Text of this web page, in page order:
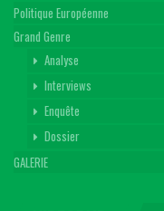
Politique Européenne
Grand Genre
Analyse
Interviews
Enquête
Dossier
GALERIE